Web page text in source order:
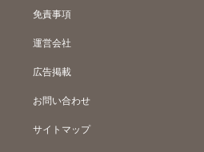
免責事項
運営会社
広告掲載
お問い合わせ
サイトマップ